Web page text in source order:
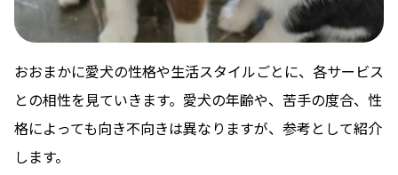
おおまかに愛犬の性格や生活スタイルごとに、各サービス
との相性を見ていきます。愛犬の年齢や、苦手の度合、性
格によっても向き不向きは異なりますが、参考として紹介
します。